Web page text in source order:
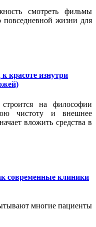
смотреть фильмы
повседневной жизни для
красоте изнутри
на философии
чистоту и внешнее
вложить средства в
современные клиники
многие пациенты